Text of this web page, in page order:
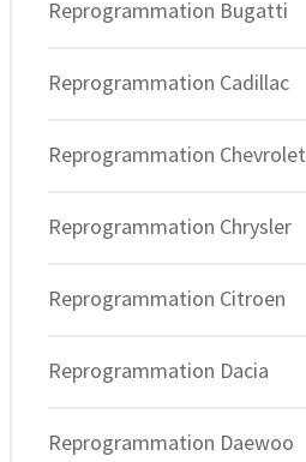
Reprogrammation Bugatti
Reprogrammation Cadillac
Reprogrammation Chevrolet
Reprogrammation Chrysler
Reprogrammation Citroen
Reprogrammation Dacia
Reprogrammation Daewoo